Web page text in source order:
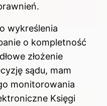
wykreślenia
o kompletność
złożenie
sądu, mam
monitorowania
Księgi